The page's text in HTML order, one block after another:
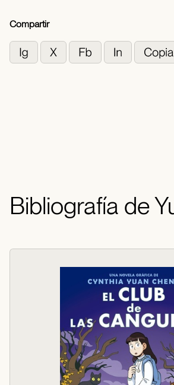
Compartir
Bibliografía de